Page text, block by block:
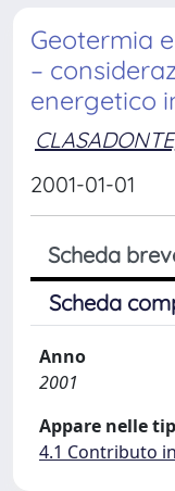
Geotermia
–
energetico
2001-01-01
Scheda
Scheda
Anno
2001
Appare nelle
4.1 Contributo